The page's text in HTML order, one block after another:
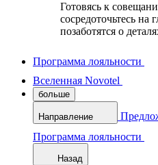
Готовясь к
сосредоточьтесь
позаботятся о
Программа лояльности
Вселенная Novotel
больше
Направление
Программа лояльности
Назад